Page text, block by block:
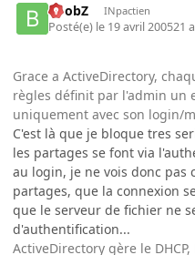
BoobZ INpactien
Posté(e) le 19 avril 200521 a
Grace a ActiveDirectory,
règles définit par l'admin un
uniquement avec son login/
C'est là que je bloque tres
les partages se font via
au login, je ne vois donc pas
partages, que la connexion
que le serveur de fichier ne
d'authentification...
ActiveDirectory gère le